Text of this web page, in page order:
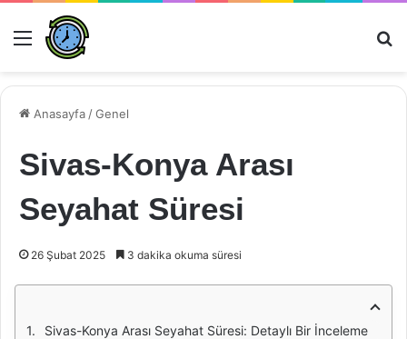
Menü
Anasayfa /Genel
Sivas-Konya Arası
Seyahat Süresi
26 Şubat 2025 3 dakika okuma süresi
Sivas-Konya Arası Seyahat Süresi: Detaylı Bir İnceleme